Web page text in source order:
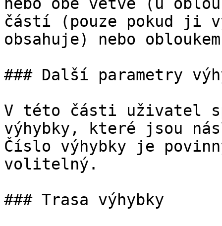
částí (pouze pokud ji
obsahuje) nebo
### Další parametry
V této části uživatel
výhybky, které jsou
Číslo výhybky je
volitelný.
### Trasa výhybky